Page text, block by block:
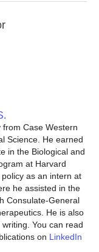
Case Western
Science. He earned
in the Biological and
at Harvard
as an intern at
he assisted in the
Consulate-General
He is also
You can read
on LinkedIn